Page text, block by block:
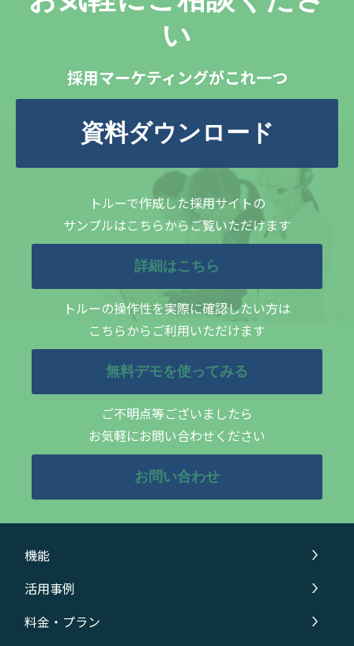
い
採用マーケティングがこれ一つ
資料ダウンロード
トルーで作成した採用サイトの
サンプルはこちらからご覧いただけます
詳細はこちら
トルーの操作性を実際に確認したい方は
こちらからご利用いただけます
無料デモを使ってみる
ご不明点等ございましたら
お気軽にお問い合わせください
お問い合わせ
機能
活用事例
料金・プラン